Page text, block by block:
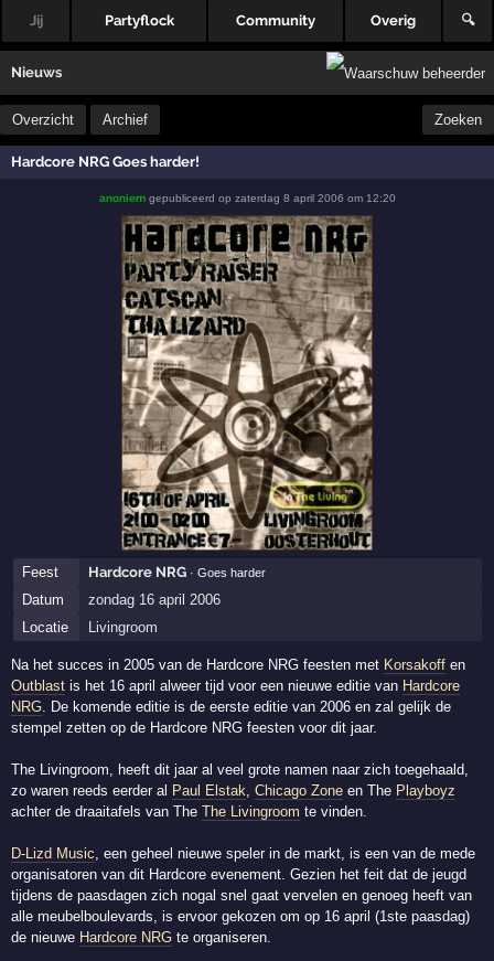
Jij Partyflock Community Overig 🔍
Nieuws
Overzicht Archief Zoeken
Hardcore NRG Goes harder!
anoniemgepubliceerd op zaterdag 8 april 2006 om 12:20
Feest Hardcore NRG · Goes harder
Datum
zondag 16 april 2006
Locatie
Livingroom
Na het succes in 2005 van de Hardcore NRG feesten met Korsakoff en
Outblast is het 16 april alweer tijd voor een nieuwe editie van Hardcore
NRG . De komende editie is de eerste editie van 2006 en zal gelijk de
stempel zetten op de Hardcore NRG feesten voor dit jaar.
The Livingroom, heeft dit jaar al veel grote namen naar zich toegehaald,
zo waren reeds eerder al Paul Elstak ,Chicago Zone en The Playboyz
achter de draaitafels van TheThe Livingroom te vinden.
D-Lizd Music , een geheel nieuwe speler in de markt, is een van de mede
organisatoren van dit Hardcore evenement. Gezien het feit dat de jeugd
tijdens de paasdagen zich nogal snel gaat vervelen en genoeg heeft van
alle meubelboulevards, is ervoor gekozen om op 16 april (1ste paasdag)
de nieuwe Hardcore NRG te organiseren.